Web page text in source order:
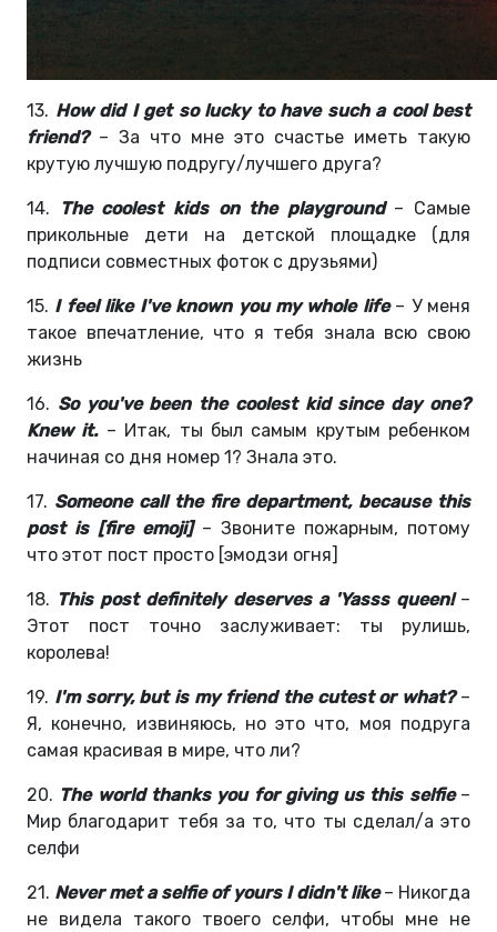
13. How did I get so lucky to have such a cool best
friend?– За что мне это счастье иметь такую
крутую лучшую подругу/лучшего друга?
14. The coolest kids on the playground– Самые
прикольные дети на детской площадке (для
подписи совместных фоток с друзьями)
15. I feel like I've known you my whole life– У меня
такое впечатление, что я тебя знала всю свою
жизнь
16. So you've been the coolest kid since day one?
Knew it.– Итак, ты был самым крутым ребенком
начиная со дня номер 1? Знала это.
17. Someone call the fire department, because this
post is [fire emoji]– Звоните пожарным, потому
что этот пост просто [эмодзи огня]
18. This post definitely deserves a 'Yasss queen!–
Этот пост точно заслуживает: ты рулишь,
королева!
19. I'm sorry, but is my friend the cutest or what?–
Я, конечно, извиняюсь, но это что, моя подруга
самая красивая в мире, что ли?
20. The world thanks you for giving us this selfie–
Мир благодарит тебя за то, что ты сделал/а это
селфи
21. Never met a selfie of yours I didn't like– Никогда
не видела такого твоего селфи, чтобы мне не